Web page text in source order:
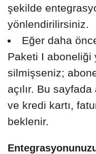
şekilde
yönlendirilirsiniz.
Eğer daha
Paketi I aboneliği
silmişseniz;
açılır. Bu
ve kredi kartı,
beklenir.